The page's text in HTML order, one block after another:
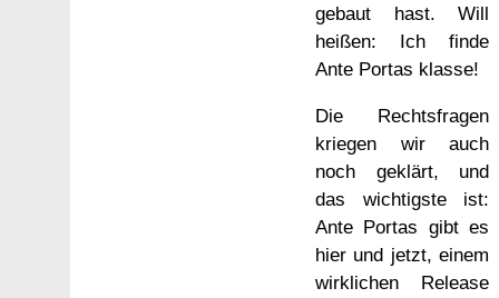
gebaut hast. Will
heißen: Ich finde
Ante Portas klasse!
Die Rechtsfragen
kriegen wir auch
noch geklärt, und
das wichtigste ist:
Ante Portas gibt es
hier und jetzt, einem
wirklichen Release